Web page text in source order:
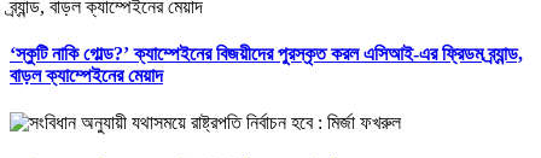
‘স্কুটি নাকি গোল্ড?’ ক্যাম্পেইনের বিজয়ীদের পুরস্কৃত করল এসিআই-এর ফ্রিডম ব্র্যান্ড,
বাড়ল ক্যাম্পেইনের মেয়াদ